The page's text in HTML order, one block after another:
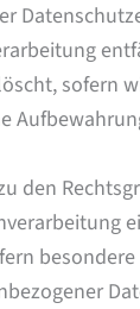
sofern
den